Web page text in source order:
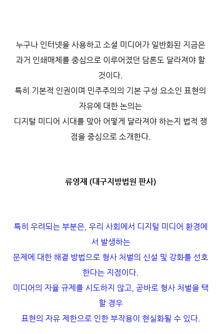
누구나 인터넷을 사용하고 소셜 미디어가 일반화된 지금은
과거 인쇄매체를 중심으로 이루어졌던 담론도 달라져야 할
것이다.
특히 기본적 인권이며 민주주의의 기본 구성 요소인 표현의
자유에 대한 논의는
디지털 미디어 시대를 맞아 어떻게 달라져야 하는지 법적 쟁
점을 중심으로 소개한다.
류영재 (대구지방법원 판사)
특히 우려되는 부분은, 우리 사회에서 디지털 미디어 환경에
서 발생하는
문제에 대한 해결 방법으로 형사 처벌의 신설 및 강화를 선호
한다는 지점이다.
미디어의 자율 규제를 시도하지 않고, 곧바로 형사 처벌을 택
할 경우
표현의 자유 제한으로 인한 부작용이 현실화될 수 있다.